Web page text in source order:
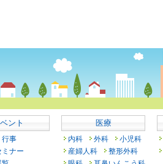
ント
行事
ナー
医療
内科 外科
小児科
産婦人科
整形外科